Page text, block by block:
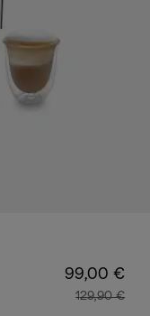
99,00 €
129,90 €